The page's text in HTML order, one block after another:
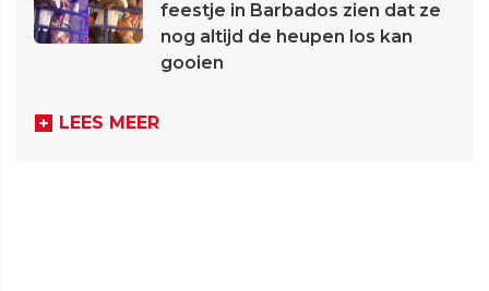
feestje in Barbados zien dat ze
nog altijd de heupen los kan
gooien
LEES MEER